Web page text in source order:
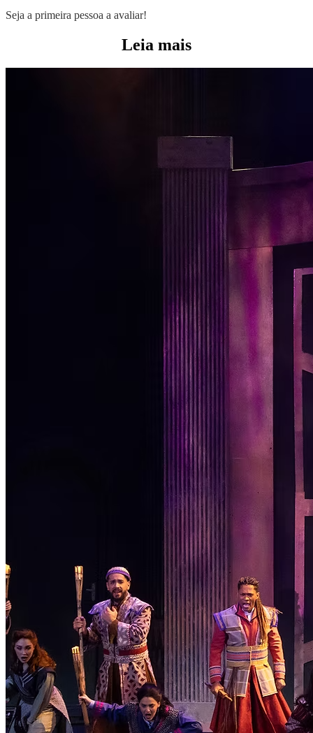
Seja a primeira pessoa a avaliar!
Leia mais
Código Corporativo de Conduta Ética
Educação Financeira
Política de Privacidade
Lei ECA Digital
Soluções
Alelo Pod Gestão de VT
Soluções de Pagamentos
Contrate agora
Alelo S.A.
CNPJ 04.740.876/0001-25 | Alameda Xingu, 512, 3º, 4º e 16º (parte)
andares, Alphaville, Barueri/SP | CEP 06455-030
Naip Instituição de Pagamento S.A.